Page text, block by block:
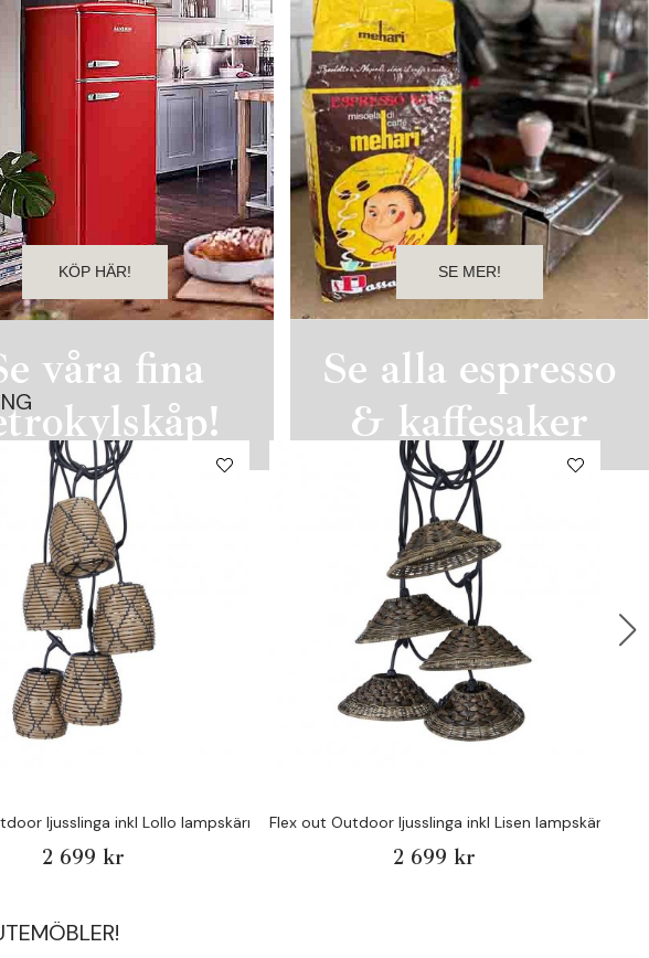
våra fina
KÖP HÄR!
Se alla espresso
& kaffesaker
SE MER!
ljusslinga inkl Lollo lampskärm - Pr Home
2 699 kr
Flex out Outdoor ljusslinga inkl Lisen lampskärm -
2 699 kr